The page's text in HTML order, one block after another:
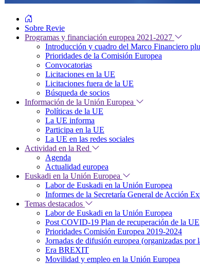
Sobre Revie
Programas y financiación europea 2021-2027
Introducción y cuadro del Marco Financiero
Prioridades de la Comisión Europea
Convocatorias
Licitaciones en la UE
Licitaciones fuera de la UE
Búsqueda de socios
Información de la Unión Europea
Políticas de la UE
La UE informa
Participa en la UE
La UE en las redes sociales
Actividad en la Red
Agenda
Actualidad europea
Euskadi en la Unión Europea
Labor de Euskadi en la Unión Europea
Informes de la Secretaría General de Acción
Temas destacados
Labor de Euskadi en la Unión Europea
Post COVID-19 Plan de recuperación de la UE
Prioridades Comisión Europea 2019-2024
Jornadas de difusión europea (organizadas
Era BREXIT
Movilidad y empleo en la Unión Europea